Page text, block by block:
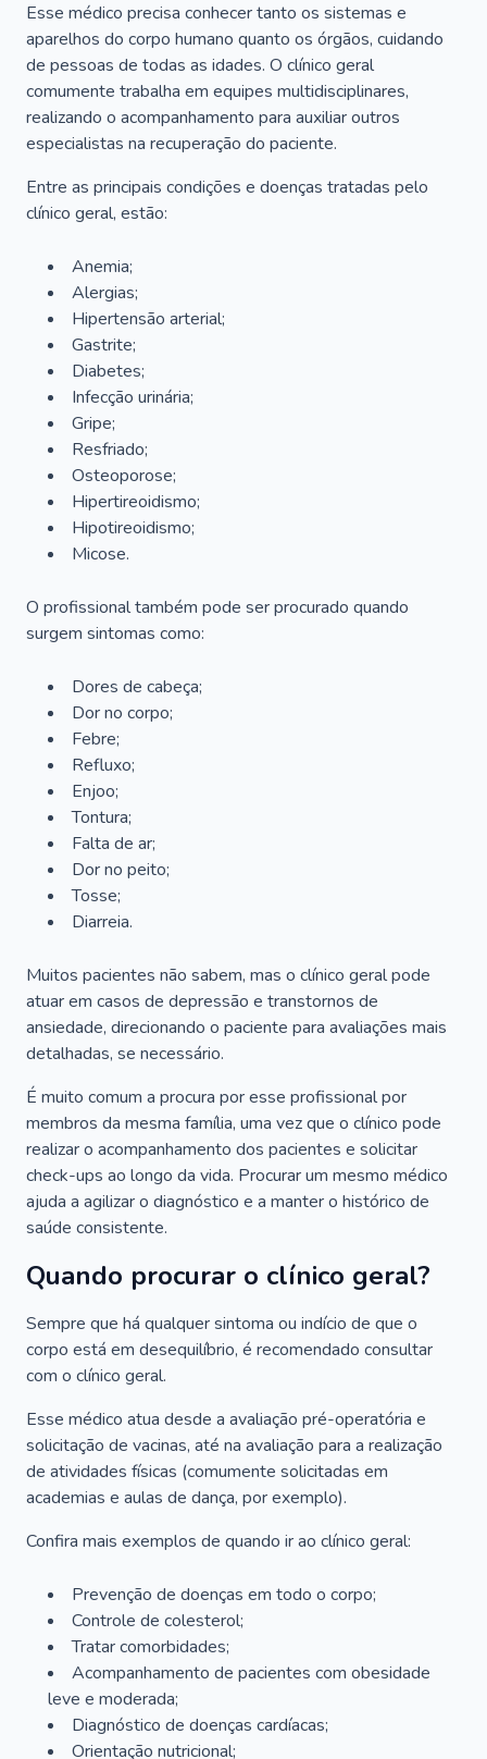
Esse médico precisa conhecer tanto os sistemas e
aparelhos do corpo humano quanto os órgãos, cuidando
de pessoas de todas as idades. O clínico geral
comumente trabalha em equipes multidisciplinares,
realizando o acompanhamento para auxiliar outros
especialistas na recuperação do paciente.
Entre as principais condições e doenças tratadas pelo
clínico geral, estão:
Anemia;
Alergias;
Hipertensão arterial;
Gastrite;
Diabetes;
Infecção urinária;
Gripe;
Resfriado;
Osteoporose;
Hipertireoidismo;
Hipotireoidismo;
Micose.
O profissional também pode ser procurado quando
surgem sintomas como:
Dores de cabeça;
Dor no corpo;
Febre;
Refluxo;
Enjoo;
Tontura;
Falta de ar;
Dor no peito;
Tosse;
Diarreia.
Muitos pacientes não sabem, mas o clínico geral pode
atuar em casos de depressão e transtornos de
ansiedade, direcionando o paciente para avaliações mais
detalhadas, se necessário.
É muito comum a procura por esse profissional por
membros da mesma família, uma vez que o clínico pode
realizar o acompanhamento dos pacientes e solicitar
check-ups ao longo da vida. Procurar um mesmo médico
ajuda a agilizar o diagnóstico e a manter o histórico de
saúde consistente.
Quando procurar o clínico geral?
Sempre que há qualquer sintoma ou indício de que o
corpo está em desequilíbrio, é recomendado consultar
com o clínico geral.
Esse médico atua desde a avaliação pré-operatória e
solicitação de vacinas, até na avaliação para a realização
de atividades físicas (comumente solicitadas em
academias e aulas de dança, por exemplo).
Confira mais exemplos de quando ir ao clínico geral:
Prevenção de doenças em todo o corpo;
Controle de colesterol;
Tratar comorbidades;
Acompanhamento de pacientes com obesidade
leve e moderada;
Diagnóstico de doenças cardíacas;
Orientação nutricional;